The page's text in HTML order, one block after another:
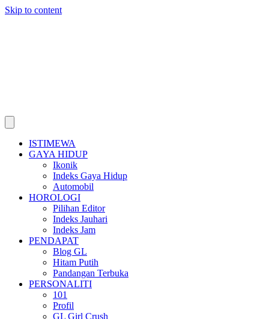
Skip to content
ISTIMEWA
GAYA HIDUP
Ikonik
Indeks Gaya Hidup
Automobil
HOROLOGI
Pilihan Editor
Indeks Jauhari
Indeks Jam
PENDAPAT
Blog GL
Hitam Putih
Pandangan Terbuka
PERSONALITI
101
Profil
GL Girl Crush